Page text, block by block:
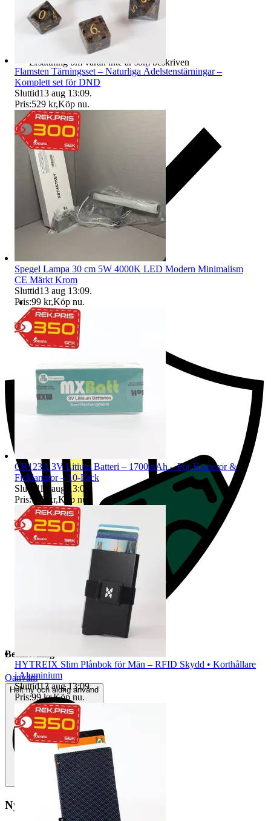
Ersättning om varan inte är som beskriven
Ersättning om du inte får din vara
Beskrivning
Oanvänt
Helt ny och aldrig använd
Ny och oanvänd
Flamsten Tärningsset – Naturliga Ädelstenstärningar –
Komplett set för DND
Sluttid13 aug 13:09.
Pris:529 kr,Köp nu.
Spegel Lampa 30 cm 5W 4000K LED Modern Minimalism
CE Märkt Krom
Sluttid13 aug 13:09.
Pris:99 kr,Köp nu.
CR123A 3V Litium Batteri – 1700mAh – För Kameror &
Ficklampor – 10-Pack
Sluttid13 aug 13:09
Pris:149 kr,Köp nu
HYTREIX Slim Plånbok för Män – RFID Skydd • Korthållare
i Aluminium
Sluttid13 aug 13:09.
Pris:99 kr,Köp nu.